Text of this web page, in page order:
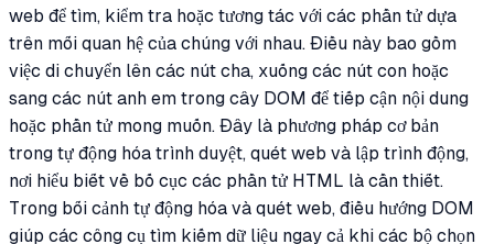
web để tìm, kiểm tra hoặc tương tác với các phần tử dựa
trên mối quan hệ của chúng với nhau. Điều này bao gồm
việc di chuyển lên các nút cha, xuống các nút con hoặc
sang các nút anh em trong cây DOM để tiếp cận nội dung
hoặc phần tử mong muốn. Đây là phương pháp cơ bản
trong tự động hóa trình duyệt, quét web và lập trình động,
nơi hiểu biết về bố cục các phần tử HTML là cần thiết.
Trong bối cảnh tự động hóa và quét web, điều hướng DOM
giúp các công cụ tìm kiếm dữ liệu ngay cả khi các bộ chọn